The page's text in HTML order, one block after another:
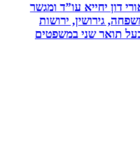
יחייא עו”ד ומגשר
גירושין, ירושות
בעל תואר שני במשפטים